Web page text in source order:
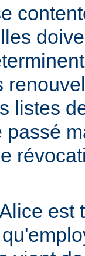
listes
passé
est